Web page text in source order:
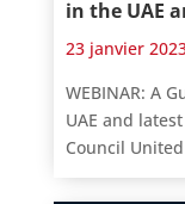
in the UAE
23 janvier
WEBINAR: A
UAE and
Council